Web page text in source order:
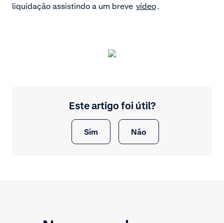
liquidação assistindo a um breve vídeo.
Este artigo foi útil?
Sim Não